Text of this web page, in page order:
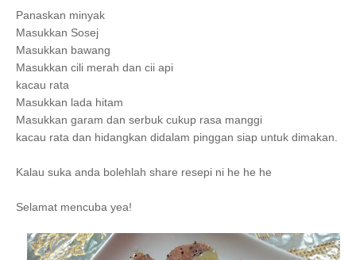
Panaskan minyak
Masukkan Sosej
Masukkan bawang
Masukkan cili merah dan cii api
kacau rata
Masukkan lada hitam
Masukkan garam dan serbuk cukup rasa manggi
kacau rata dan hidangkan didalam pinggan siap untuk dimakan.
Kalau suka anda bolehlah share resepi ni he he he
Selamat mencuba yea!